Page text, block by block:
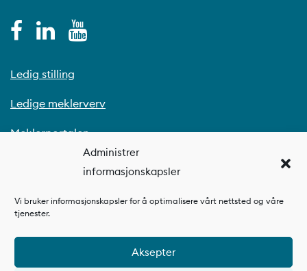
Administrer
informasjonskapsler
Vi bruker informasjonskapsler for å optimalisere vårt nettsted og våre
tjenester.
Aksepter
Ledig stilling
Ledige meklerverv
Meklerportalen